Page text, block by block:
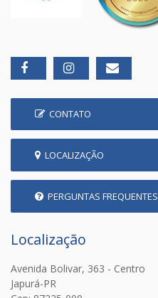
CONTATO
LOCALIZAÇÃO
PERGUNTAS FREQUENTES
Localização
Avenida Bolivar, 363 - Centro
Japurá-PR